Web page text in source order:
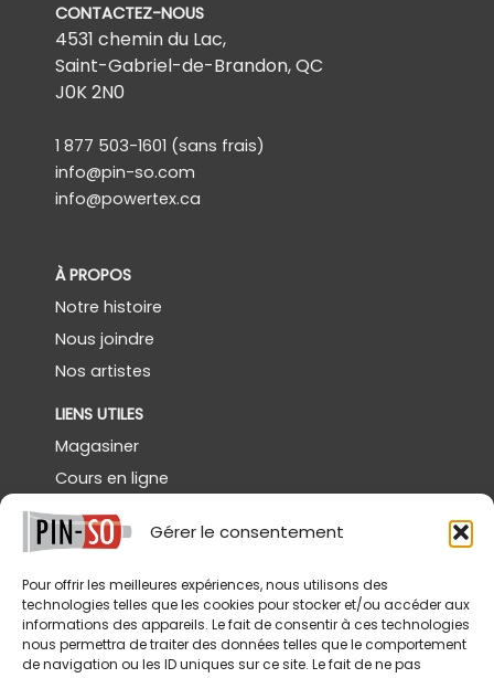
Gérer le consentement
Pour offrir les meilleures expériences, nous utilisons des
technologies telles que les cookies pour stocker et/ou accéder aux
informations des appareils. Le fait de consentir à ces technologies
nous permettra de traiter des données telles que le comportement
de navigation ou les ID uniques sur ce site. Le fait de ne pas
CONTACTEZ-NOUS
4531 chemin du Lac,
Saint-Gabriel-de-Brandon, QC
J0K 2N0
1 877 503-1601 (sans frais)
info@pin-so.com
info@powertex.ca
À PROPOS
Notre histoire
Nous joindre
Nos artistes
LIENS UTILES
Magasiner
Cours en ligne
Démos gratuites
Powertex Canada
SERVICES
Livraison